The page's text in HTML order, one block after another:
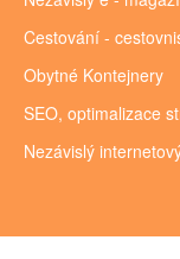
Cestování -
Obytné Kontejnery
SEO, optimalizace
Nezávislý